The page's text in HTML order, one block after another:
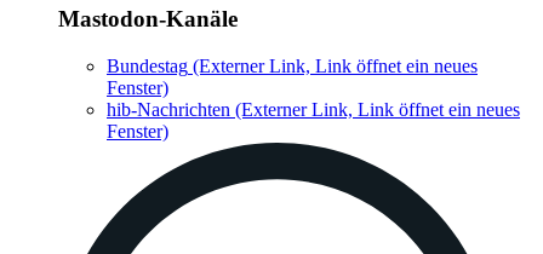
Mastodon-Kanäle
Bundestag (Externer Link, Link öffnet ein neues
Fenster)
hib-Nachrichten (Externer Link, Link öffnet ein neues
Fenster)